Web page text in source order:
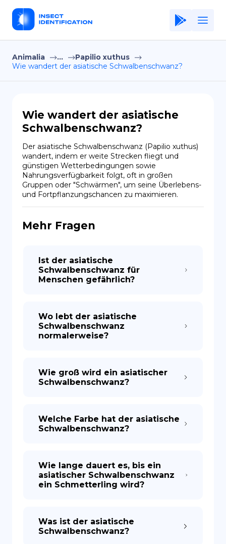
Home
Application
Terms of Use
Privacy Policy
DE
EN
Copiright © Niro ID
Animalia ...
Papilio xuthus
Wie wandert der asiatische Schwalbenschwanz?
Wie wandert der asiatische
Schwalbenschwanz?
Der asiatische Schwalbenschwanz (Papilio xuthus)
wandert, indem er weite Strecken fliegt und
günstigen Wetterbedingungen sowie
Nahrungsverfügbarkeit folgt, oft in großen
Gruppen oder "Schwärmen", um seine Überlebens-
und Fortpflanzungschancen zu maximieren.
Mehr Fragen
Ist der asiatische
Schwalbenschwanz für
Menschen gefährlich?
Wo lebt der asiatische
Schwalbenschwanz
normalerweise?
Wie groß wird ein asiatischer
Schwalbenschwanz?
Welche Farbe hat der asiatische
Schwalbenschwanz?
Wie lange dauert es, bis ein
asiatischer Schwalbenschwanz
ein Schmetterling wird?
Was ist der asiatische
Schwalbenschwanz?